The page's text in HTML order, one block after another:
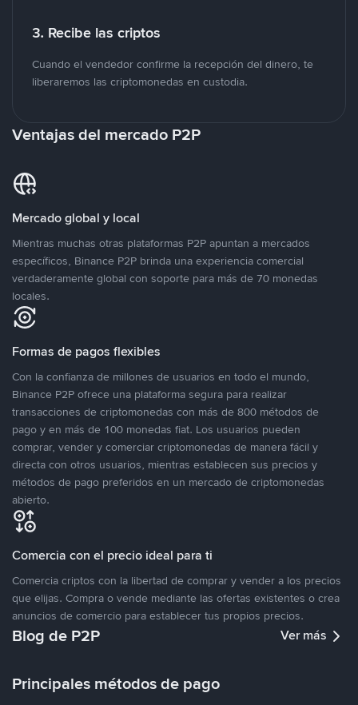
3. Recibe las criptos
Cuando el vendedor confirme la recepción del dinero, te
liberaremos las criptomonedas en custodia.
Ventajas del mercado P2P
Mercado global y local
Mientras muchas otras plataformas P2P apuntan a mercados
específicos, Binance P2P brinda una experiencia comercial
verdaderamente global con soporte para más de 70 monedas
locales.
Formas de pagos flexibles
Con la confianza de millones de usuarios en todo el mundo,
Binance P2P ofrece una plataforma segura para realizar
transacciones de criptomonedas con más de 800 métodos de
pago y en más de 100 monedas fiat. Los usuarios pueden
comprar, vender y comerciar criptomonedas de manera fácil y
directa con otros usuarios, mientras establecen sus precios y
métodos de pago preferidos en un mercado de criptomonedas
abierto.
Comercia con el precio ideal para ti
Comercia criptos con la libertad de comprar y vender a los precios
que elijas. Compra o vende mediante las ofertas existentes o crea
anuncios de comercio para establecer tus propios precios.
Blog de P2P Ver más
Principales métodos de pago